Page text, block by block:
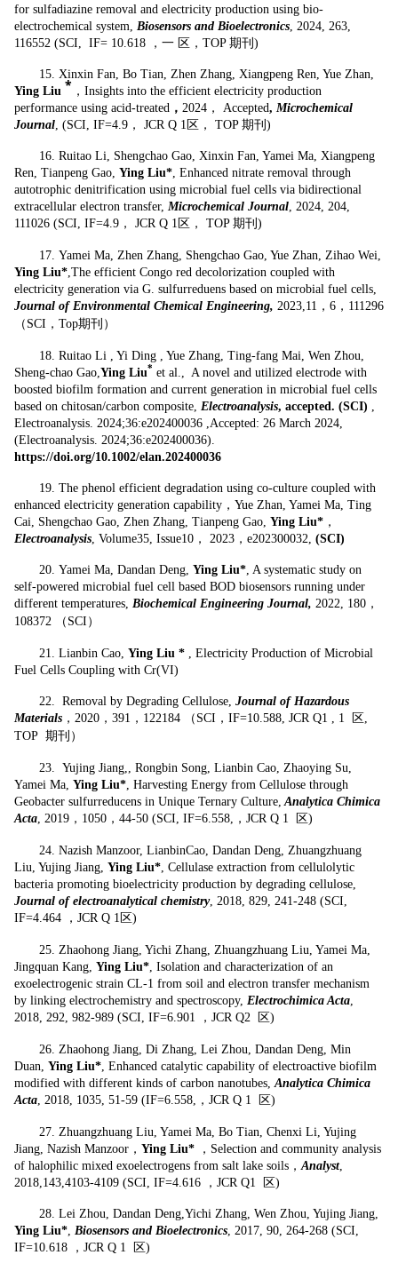
for sulfadiazine removal and electricity production using bio-
electrochemical system, Biosensors and Bioelectronics , 2024, 263,
116552 (SCI, IF= 10.618 ，一 区，TOP 期刊)
15. Xinxin Fan, Bo Tian, Zhen Zhang, Xiangpeng Ren, Yue Zhan,
Ying Liu * ，Insights into the efficient electricity production
performance using acid-treated ， 2024， Accepted, Microchemical
Journal , (SCI, IF=4.9， JCR Q 1区， TOP 期刊)
16. Ruitao Li, Shengchao Gao, Xinxin Fan, Yamei Ma, Xiangpeng
Ren, Tianpeng Gao, Ying Liu* , Enhanced nitrate removal through
autotrophic denitrification using microbial fuel cells via bidirectional
extracellular electron transfer, Microchemical Journal , 2024, 204,
111026 (SCI, IF=4.9， JCR Q 1区， TOP 期刊)
17. Yamei Ma, Zhen Zhang, Shengchao Gao, Yue Zhan, Zihao Wei,
Ying Liu* ,The efficient Congo red decolorization coupled with
electricity generation via G. sulfurreduens based on microbial fuel cells,
Journal of Environmental Chemical Engineering, 2023,11，6，111296
（SCI，Top期刊）
18. Ruitao Li , Yi Ding , Yue Zhang, Ting-fang Mai, Wen Zhou,
Sheng-chao Gao, Ying Liu* et al., A novel and utilized electrode with
boosted biofilm formation and current generation in microbial fuel cells
based on chitosan/carbon composite, Electroanalysis, accepted. (SCI)
Electroanalysis. 2024;36:e202400036 ,Accepted: 26 March 2024,
(Electroanalysis. 2024;36:e202400036).
https://doi.org/10.1002/elan.202400036
19. The phenol efficient degradation using co-culture coupled with
enhanced electricity generation capability，Yue Zhan, Yamei Ma, Ting
Cai, Shengchao Gao, Zhen Zhang, Tianpeng Gao, Ying Liu* ，
Electroanalysis , Volume35, Issue10， 2023，e202300032, (SCI)
20. Yamei Ma, Dandan Deng, Ying Liu* , A systematic study on
self-powered microbial fuel cell based BOD biosensors running under
different temperatures, Biochemical Engineering Journal, 2022, 180，
108372 （SCI）
21. Lianbin Cao, Ying Liu * , Electricity Production of Microbial
Fuel Cells Coupling with Cr(VI)
22. Removal by Degrading Cellulose, Journal of Hazardous
Materials ，2020，391，122184 （SCI，IF=10.588, JCR Q1 , 1 区,
TOP 期刊）
23.
Yujing Jiang,, Rongbin Song, Lianbin Cao, Zhaoying Su,
Yamei Ma, Ying Liu* , Harvesting Energy from Cellulose through
Geobacter sulfurreducens in Unique Ternary Culture, Analytica Chimica
Acta , 2019，1050，44-50 (SCI, IF=6.558,，JCR Q 1 区)
24. Nazish Manzoor, LianbinCao, Dandan Deng, Zhuangzhuang
Liu, Yujing Jiang, Ying Liu* , Cellulase extraction from cellulolytic
bacteria promoting bioelectricity production by degrading cellulose,
Journal of electroanalytical chemistry, 2018, 829, 241-248 (SCI,
IF=4.464 ，JCR Q 1区)
25. Zhaohong Jiang, Yichi Zhang, Zhuangzhuang Liu, Yamei Ma,
Jingquan Kang, Ying Liu* , Isolation and characterization of an
exoelectrogenic strain CL-1 from soil and electron transfer mechanism
by linking electrochemistry and spectroscopy, Electrochimica Acta
2018, 292, 982-989 (SCI, IF=6.901 ，JCR Q2 区)
26. Zhaohong Jiang, Di Zhang, Lei Zhou, Dandan Deng, Min
Duan, Ying Liu* , Enhanced catalytic capability of electroactive biofilm
modified with different kinds of carbon nanotubes, Analytica Chimica
Acta , 2018, 1035, 51-59 (IF=6.558,，JCR Q 1 区)
27. Zhuangzhuang Liu, Yamei Ma, Bo Tian, Chenxi Li, Yujing
Jiang, Nazish Manzoor， Ying Liu* ，Selection and community analysis
of halophilic mixed exoelectrogens from salt lake soils， Analyst,
2018,143,4103-4109 (SCI, IF=4.616 ，JCR Q1 区)
28. Lei Zhou, Dandan Deng,Yichi Zhang, Wen Zhou, Yujing Jiang,
Ying Liu* Biosensors and Bioelectronics , 2017, 90, 264-268 (SCI,
IF=10.618 ，JCR Q 1 区)